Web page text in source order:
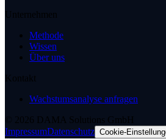
Unternehmen
Methode
Wissen
Über uns
Kontakt
Wachstumsanalyse anfragen
© 2026 DAMA Solutions GmbH
ImpressumDatenschutz Cookie-